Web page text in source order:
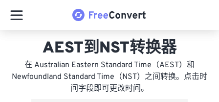
AEST到NST转换器
在 Australian Eastern Standard Time（AEST）和
Newfoundland Standard Time（NST）之间转换。点击时
间字段即可更改时间。